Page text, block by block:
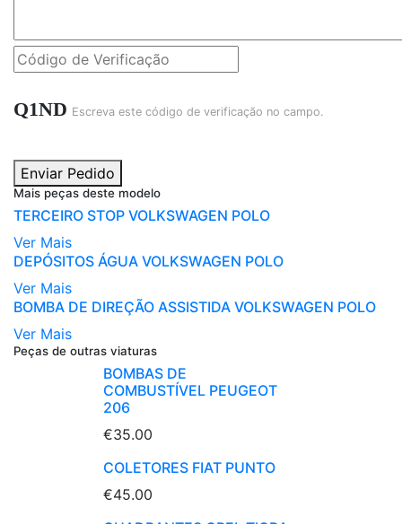
Q1ND Escreva este código de verificação no campo.
Enviar Pedido
Mais peças deste modelo
TERCEIRO STOP VOLKSWAGEN POLO
Ver Mais
DEPÓSITOS ÁGUA VOLKSWAGEN POLO
Ver Mais
BOMBA DE DIREÇÃO ASSISTIDA VOLKSWAGEN POLO
Ver Mais
Peças de outras viaturas
BOMBAS DE
COMBUSTÍVEL PEUGEOT
206
€35.00
COLETORES FIAT PUNTO
€45.00